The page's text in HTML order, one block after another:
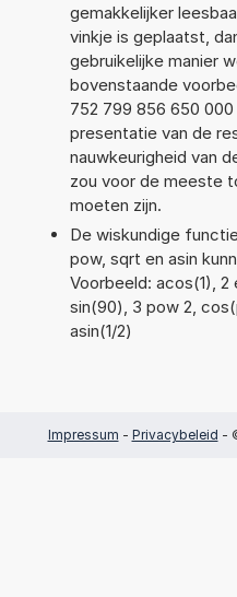
gemakkelijker
vinkje is geplaatst,
gebruikelijke manier
bovenstaande
752 799 856 650
presentatie van de
nauwkeurigheid van
zou voor de meeste
moeten zijn.
De wiskundige
pow, sqrt en asin
Voorbeeld: acos(1), 2
sin(90), 3 pow 2,
asin(1/2)
Impressum - Privacybeleid -